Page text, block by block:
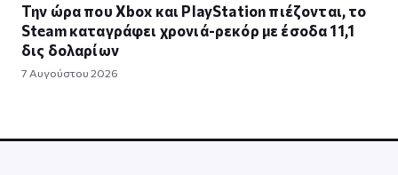
Την ώρα που Xbox και PlayStation πιέζονται, το
Steam καταγράφει χρονιά-ρεκόρ με έσοδα 11,1
δις δολαρίων
7 Αυγούστου 2026